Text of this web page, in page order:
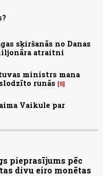
sķiršanās no Danas
atraitni
ministrs mana
runās
5
Vaikule par
pieprasījums pēc
divu eiro monētas